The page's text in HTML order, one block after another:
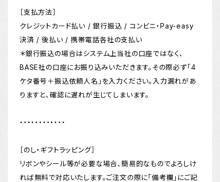
［支払方法］
クレジットカード払い / 銀行振込 / コンビニ・Pay-easy
決済 / 後払い / 携帯電話各社の支払い
＊銀行振込の場合はシステム上当社の口座ではなく、
BASE社の口座にお振り込みいただきます。その際必ず「4
ケタ番号＋振込依頼人名」を入力ください。入力漏れがあ
りますと、確認に遅れが生じてしまいます。
・・・・・・・・・・・・
［のし・ギフトラッピング］
リボンやシール等が必要な場合、簡易的なものでよろしけ
れば無料で対応いたします。ご注文の際に「備考欄」にご記